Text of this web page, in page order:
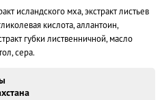
исландского мха, экстракт листьев
кислота, аллантоин,
губки лиственничной, масло
сера.